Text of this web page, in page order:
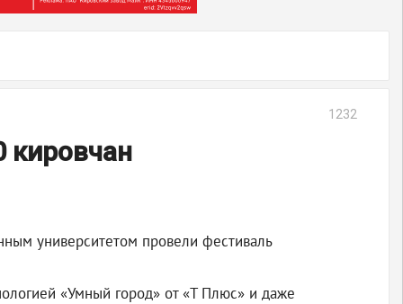
1232
кировчан
университетом провели фестиваль
«Умный город» от «Т Плюс» и даже